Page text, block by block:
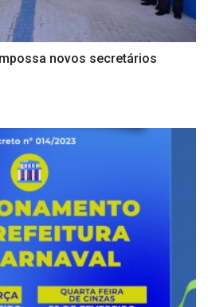
novos secretários